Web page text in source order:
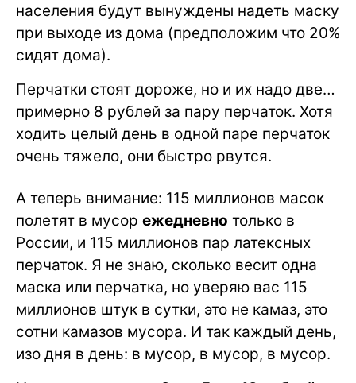
населения будут вынуждены надеть маску
при выходе из дома (предположим что 20%
сидят дома).
Перчатки стоят дороже, но и их надо две…
примерно 8 рублей за пару перчаток. Хотя
ходить целый день в одной паре перчаток
очень тяжело, они быстро рвутся.
А теперь внимание: 115 миллионов масок
полетят в мусор ежедневно только в
России, и 115 миллионов пар латексных
перчаток. Я не знаю, сколько весит одна
маска или перчатка, но уверяю вас 115
миллионов штук в сутки, это не камаз, это
сотни камазов мусора. И так каждый день,
изо дня в день: в мусор, в мусор, в мусор.